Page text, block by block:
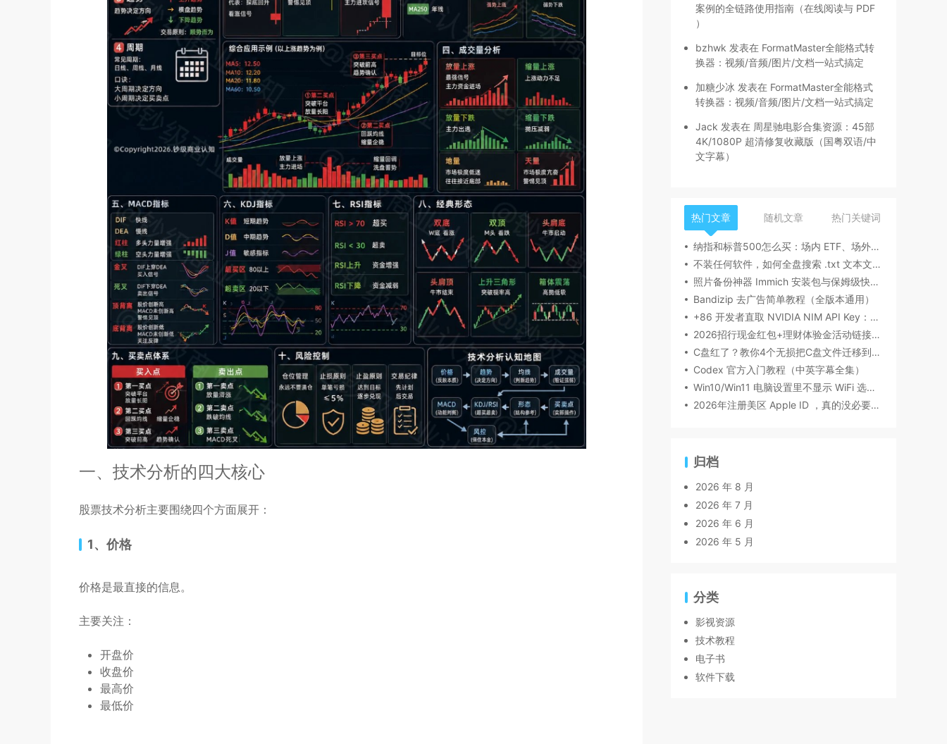
一、技术分析的四大核心
股票技术分析主要围绕四个方面展开：
1、价格
价格是最直接的信息。
主要关注：
开盘价
收盘价
最高价
最低价
案例的全链路使用指南（在线阅读与 PDF
）
bzhwk 发表在 FormatMaster全能格式转
换器：视频/音频/图片/文档一站式搞定
加糖少冰 发表在 FormatMaster全能格式
转换器：视频/音频/图片/文档一站式搞定
Jack 发表在 周星驰电影合集资源：45部
4K/1080P 超清修复收藏版（国粤双语/中
文字幕）
热门文章 随机文章 热门关键词
纳指和标普500怎么买：场内 ETF、场外基金一次讲清楚（2026 最新版）
不装任何软件，如何全盘搜索 .txt 文本文件内容？Windows / Linux / macOS 的命令行指南
照片备份神器 Immich 安装包与保姆级快速搭建指南，告别付费云盘
Bandizip 去广告简单教程（全版本通用）
+86 开发者直取 NVIDIA NIM API Key：一行脚本绕过手机号绑定
2026招行现金红包+理财体验金活动链接汇总（实时更新）
C盘红了？教你4个无损把C盘文件迁移到D盘的方法
Codex 官方入门教程（中英字幕全集）
Win10/Win11 电脑设置里不显示 WiFi 选项？教你快速彻底搞定！
2026年注册美区 Apple ID ，真的没必要购买了，+86手机也能轻松注册
归档
2026 年 8 月
2026 年 7 月
2026 年 6 月
2026 年 5 月
分类
影视资源
技术教程
电子书
软件下载